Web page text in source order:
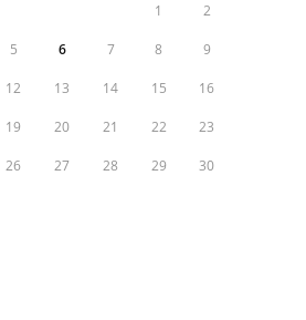
1 2
5 6 7 8 9
12 13 14 15 16
19 20 21 22 23
26 27 28 29 30